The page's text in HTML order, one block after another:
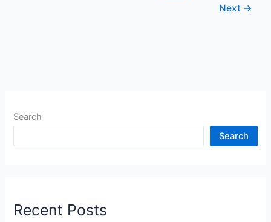
Next →
Search
Search
Recent Posts